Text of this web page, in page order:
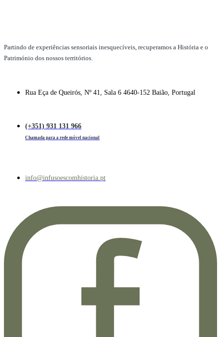
Partindo de experiências sensoriais inesquecíveis, recuperamos a História e o
Património dos nossos territórios.
Rua Eça de Queirós, Nº 41, Sala 6 4640-152 Baião, Portugal
(+351) 931 131 966
Chamada para a rede móvel nacional
info@infusoescomhistoria.pt